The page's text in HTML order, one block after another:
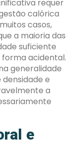
requer
calórica
casos,
a maioria das
suficiente
acidental.
generalidade
e
a
e